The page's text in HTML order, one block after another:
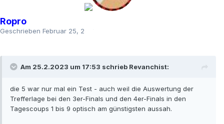
Ropro
Geschrieben Februar 25, 2023
Am 25.2.2023 um 17:53 schrieb Revanchist:
die 5 war nur mal ein Test - auch weil die Auswertung der
Trefferlage bei den 3er-Finals und den 4er-Finals in den
Tagescoups 1 bis 9 optisch am günstigsten aussah.